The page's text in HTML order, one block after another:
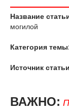
Название
могилой
Категория
Источник
ВАЖНО: